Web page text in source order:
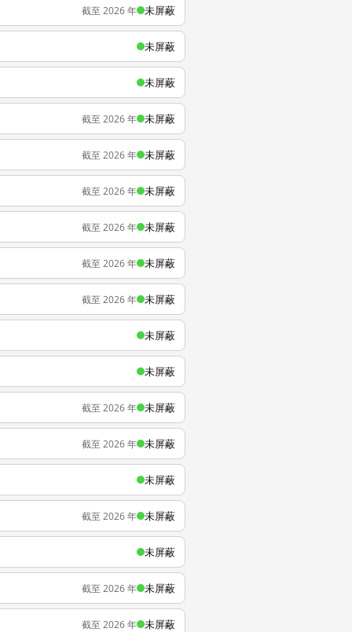
截至 2026 年 未屏蔽
未屏蔽
未屏蔽
截至 2026 年 未屏蔽
截至 2026 年 未屏蔽
截至 2026 年 未屏蔽
截至 2026 年 未屏蔽
截至 2026 年 未屏蔽
截至 2026 年 未屏蔽
未屏蔽
未屏蔽
截至 2026 年 未屏蔽
截至 2026 年 未屏蔽
未屏蔽
截至 2026 年 未屏蔽
未屏蔽
截至 2026 年 未屏蔽
截至 2026 年 未屏蔽